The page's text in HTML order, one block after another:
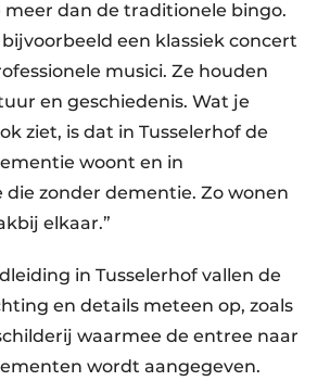
meer dan de traditionele bingo.
een klassiek concert
musici. Ze houden
en geschiedenis. Wat je
ziet, is dat in Tusselerhof de
woont en in
die zonder dementie. Zo wonen
elkaar.”
in Tusselerhof vallen de
en details meteen op, zoals
waarmee de entree naar
wordt aangegeven.